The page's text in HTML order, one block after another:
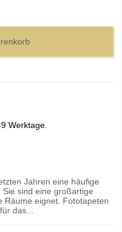
Werktage.
Jahren eine häufige
sind eine großartige
Räume eignet. Fototapeten
das...